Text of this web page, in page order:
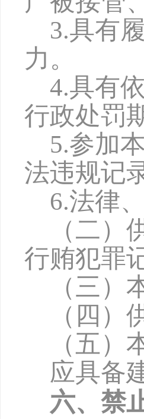
3.具有
力。
4.具有
行政处罚
5.参加
法违规记
6.法律
（二
行贿犯罪
（三
（四
（五）
应具备
六、禁